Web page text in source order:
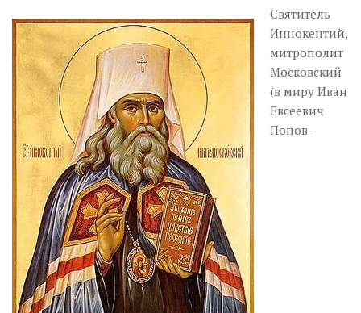
Святитель
Иннокентий,
митрополит
Московский
(в миру Иван
Евсеевич
Попов-